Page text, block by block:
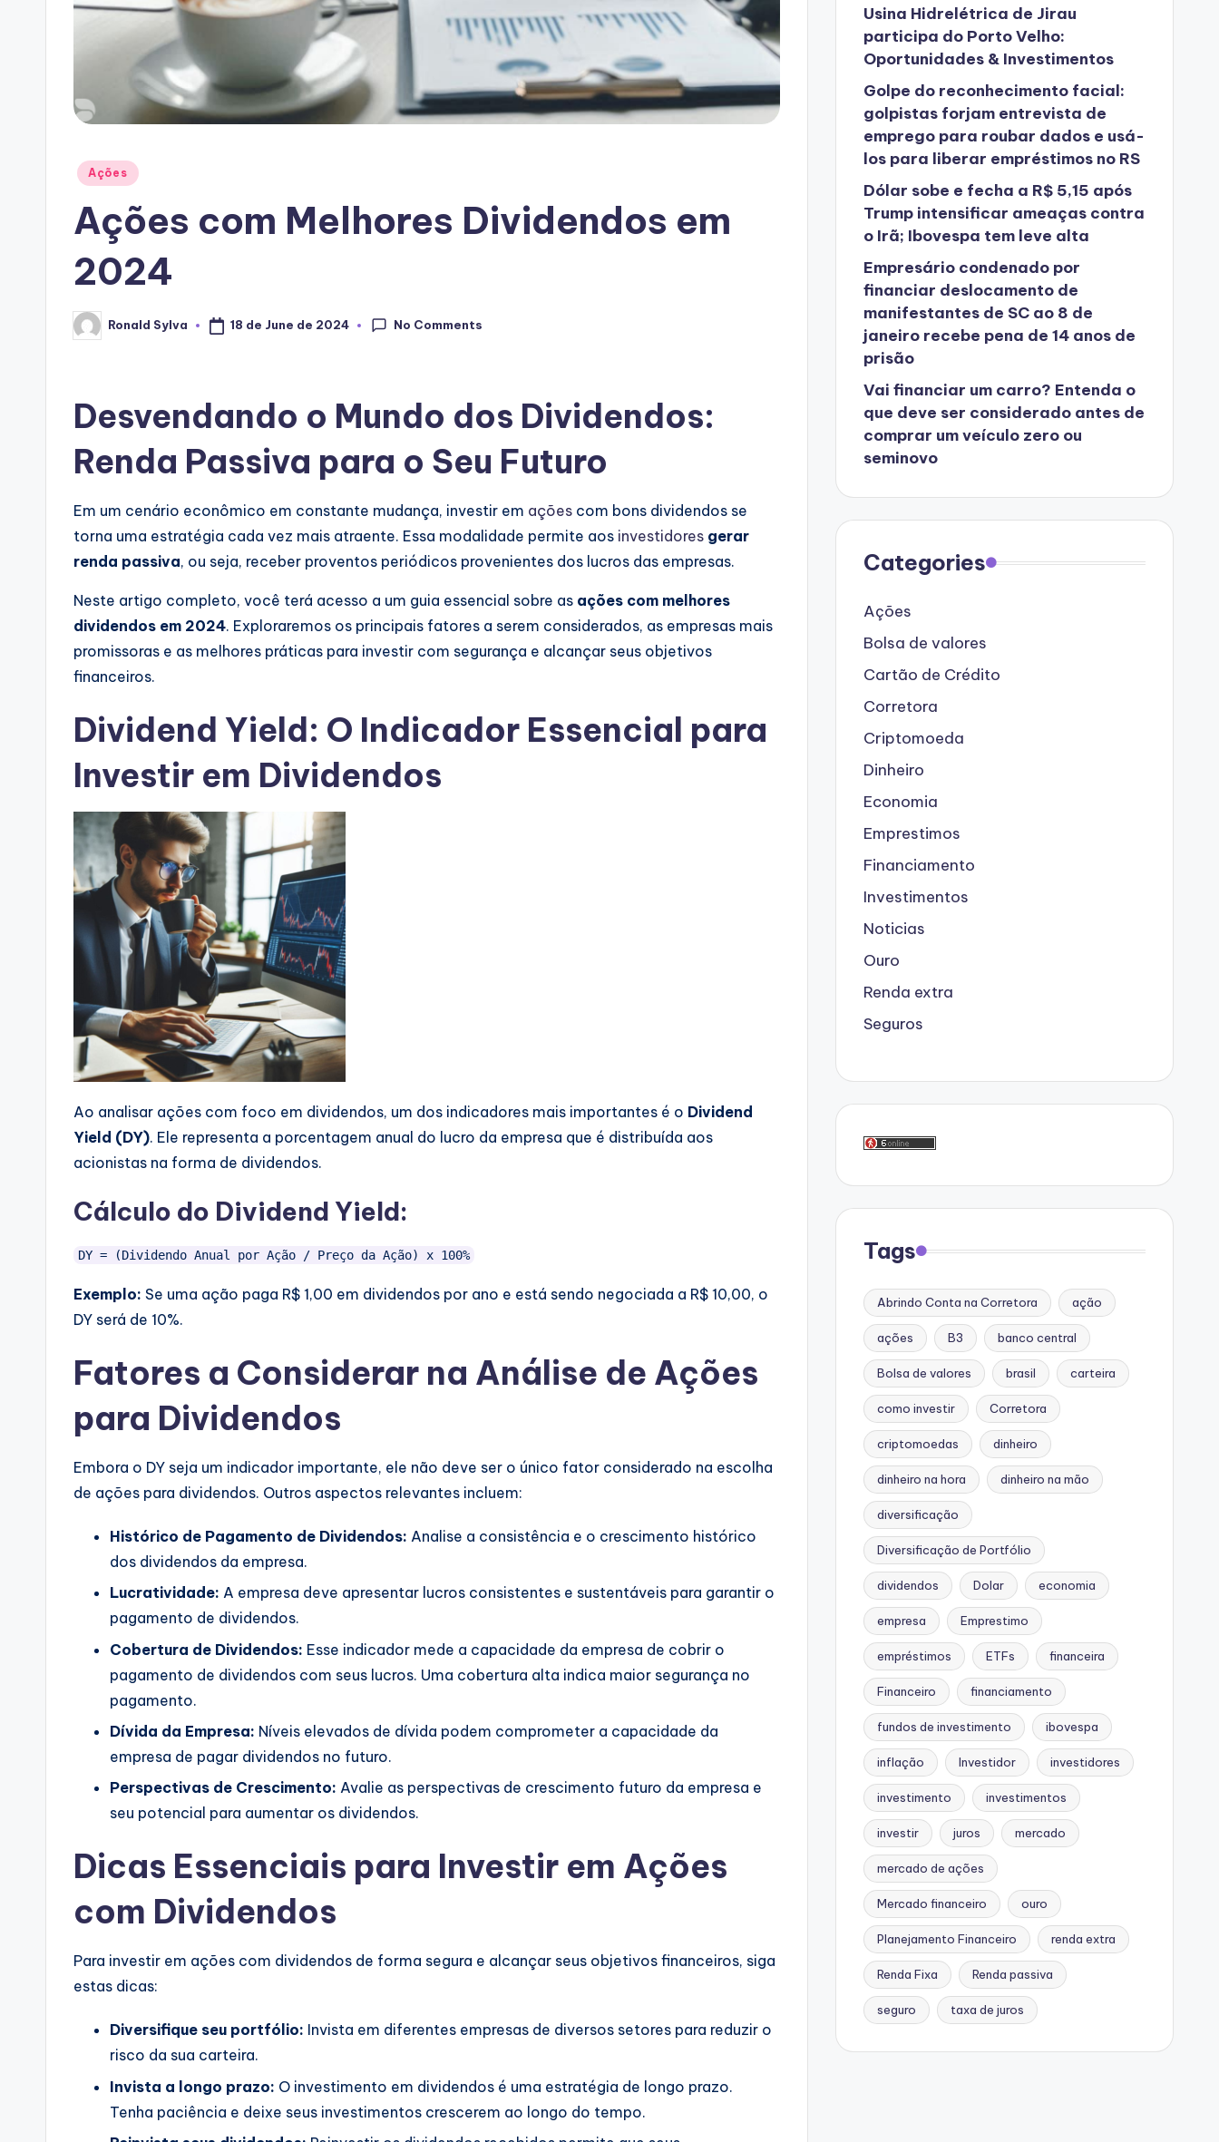
Posted
Ações
Ações com Melhores Dividendos em
2024
Posted
by
Ronald Sylva 18 de June de 2024 No Comments
Desvendando o Mundo dos Dividendos:
Renda Passiva para o Seu Futuro
Em um cenário econômico em constante mudança, investir em ações com bons dividendos se
torna uma estratégia cada vez mais atraente. Essa modalidade permite aos investidores gerar
renda passiva, ou seja, receber proventos periódicos provenientes dos lucros das empresas.
Neste artigo completo, você terá acesso a um guia essencial sobre as ações com melhores
dividendos em 2024. Exploraremos os principais fatores a serem considerados, as empresas mais
promissoras e as melhores práticas para investir com segurança e alcançar seus objetivos
financeiros.
Dividend Yield: O Indicador Essencial para
Investir em Dividendos
Ao analisar ações com foco em dividendos, um dos indicadores mais importantes é o Dividend
Yield (DY). Ele representa a porcentagem anual do lucro da empresa que é distribuída aos
acionistas na forma de dividendos.
Cálculo do Dividend Yield:
DY = (Dividendo Anual por Ação / Preço da Ação) x 100%
Exemplo: Se uma ação paga R$ 1,00 em dividendos por ano e está sendo negociada a R$ 10,00, o
DY será de 10%.
Fatores a Considerar na Análise de Ações
para Dividendos
Embora o DY seja um indicador importante, ele não deve ser o único fator considerado na escolha
de ações para dividendos. Outros aspectos relevantes incluem:
Histórico de Pagamento de Dividendos: Analise a consistência e o crescimento histórico
dos dividendos da empresa.
Lucratividade: A empresa deve apresentar lucros consistentes e sustentáveis para garantir o
pagamento de dividendos.
Cobertura de Dividendos: Esse indicador mede a capacidade da empresa de cobrir o
pagamento de dividendos com seus lucros. Uma cobertura alta indica maior segurança no
pagamento.
Dívida da Empresa: Níveis elevados de dívida podem comprometer a capacidade da
empresa de pagar dividendos no futuro.
Perspectivas de Crescimento: Avalie as perspectivas de crescimento futuro da empresa e
seu potencial para aumentar os dividendos.
Dicas Essenciais para Investir em Ações
com Dividendos
Para investir em ações com dividendos de forma segura e alcançar seus objetivos financeiros, siga
estas dicas:
Diversifique seu portfólio: Invista em diferentes empresas de diversos setores para reduzir o
risco da sua carteira.
Invista a longo prazo: O investimento em dividendos é uma estratégia de longo prazo.
Tenha paciência e deixe seus investimentos crescerem ao longo do tempo.
Usina Hidrelétrica de Jirau
participa do Porto Velho:
Oportunidades & Investimentos
Golpe do reconhecimento facial:
golpistas forjam entrevista de
emprego para roubar dados e usá-
los para liberar empréstimos no RS
Dólar sobe e fecha a R$ 5,15 após
Trump intensificar ameaças contra
o Irã; Ibovespa tem leve alta
Empresário condenado por
financiar deslocamento de
manifestantes de SC ao 8 de
janeiro recebe pena de 14 anos de
prisão
Vai financiar um carro? Entenda o
que deve ser considerado antes de
comprar um veículo zero ou
seminovo
Categories
Ações
Bolsa de valores
Cartão de Crédito
Corretora
Criptomoeda
Dinheiro
Economia
Emprestimos
Financiamento
Investimentos
Noticias
Ouro
Renda extra
Seguros
Tags
Abrindo Conta na Corretora ação
ações B3 banco central
Bolsa de valores brasil carteira
como investir Corretora
criptomoedas dinheiro
dinheiro na hora dinheiro na mão
diversificação
Diversificação de Portfólio
dividendos Dolar economia
empresa Emprestimo
empréstimos ETFs financeira
Financeiro financiamento
fundos de investimento ibovespa
inflação Investidor investidores
investimento investimentos
investir juros mercado
mercado de ações
Mercado financeiro ouro
Planejamento Financeiro renda extra
Renda Fixa Renda passiva
seguro taxa de juros